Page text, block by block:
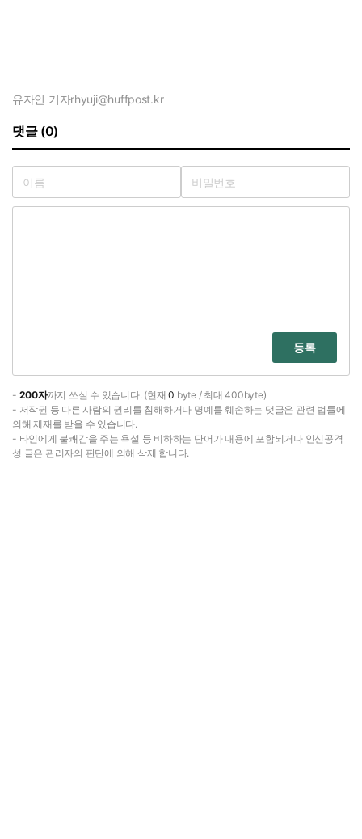
유자인 기자rhyuji@huffpost.kr
댓글 (0)
등록
- 200자까지 쓰실 수 있습니다. (현재0 byte / 최대 400byte)
- 저작권 등 다른 사람의 권리를 침해하거나 명예를 훼손하는 댓글은 관련 법률에
의해 제재를 받을 수 있습니다.
- 타인에게 불쾌감을 주는 욕설 등 비하하는 단어가 내용에 포함되거나 인신공격
성 글은 관리자의 판단에 의해 삭제 합니다.